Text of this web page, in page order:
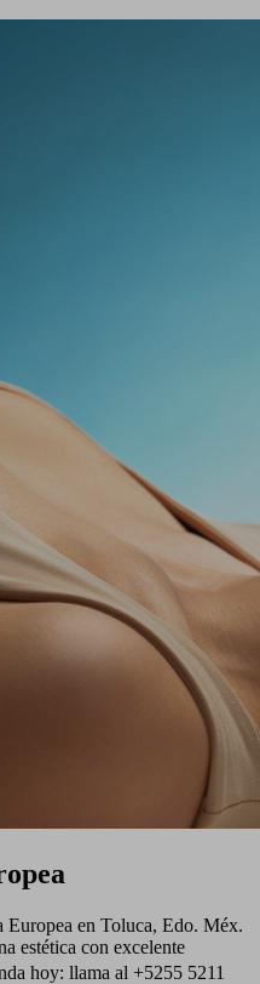
Europea en Toluca, Edo. Méx.
estética con excelente
hoy: llama al +5255 5211